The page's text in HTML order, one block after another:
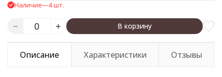
Наличие—4 шт.
В корзину
Описание Характеристики Отзывы